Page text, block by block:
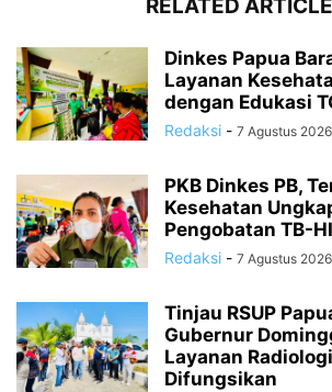
RELATED
Dinkes Papua
Layanan
dengan Edukasi
Redaksi - 7 Agustus 2026
PKB Dinkes PB,
Kesehatan
Pengobatan TB-
Redaksi - 7 Agustus 2026
Tinjau RSUP
Gubernur
Layanan
Difungsikan